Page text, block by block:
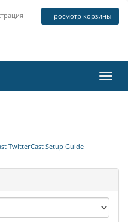
Просмотр корзины
TwitterCast Setup Guide